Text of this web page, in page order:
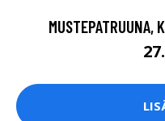
MUSTEPATRUUNA,